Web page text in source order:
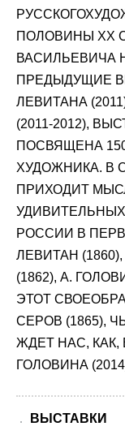
ПОЛОВИНЫ XX
ВАСИЛЬЕВИЧА
ПРЕДЫДУЩИЕ
ЛЕВИТАНА
(2011-2012),
ПОСВЯЩЕНА
ХУДОЖНИКА. В
ПРИХОДИТ
РОССИИ В
ЛЕВИТАН
(1862), А.
ЭТОТ
СЕРОВ (1865),
ЖДЕТ НАС, КАК,
ГОЛОВИНА
ВЫСТАВКИ